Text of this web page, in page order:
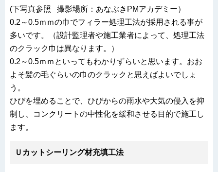
(下写真参照 撮影場所：あなぶきPMアカデミー）
0.2～0.5ｍｍの巾でフィラー処理工法が採用される事が
多いです。（設計監理者や施工業者によって、処理工法
のクラック巾は異なります。）
0.2～0.5ｍｍといってもわかりずらいと思います。おお
よそ髪の毛ぐらいの巾のクラックと思えばよいでしょ
う。
ひびを埋めることで、ひびからの雨水や大気の侵入を抑
制し、コンクリートの中性化を緩和させる目的で施工し
ます。
Ｕカットシーリング材充填工法